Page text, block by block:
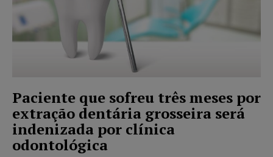
Paciente que sofreu três meses por
extração dentária grosseira será
indenizada por clínica
odontológica